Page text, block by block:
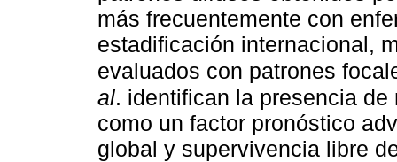
más frecuentemente con
estadificación internacional,
evaluados con patrones
al. identifican la presencia
como un factor pronóstico
global y supervivencia libre